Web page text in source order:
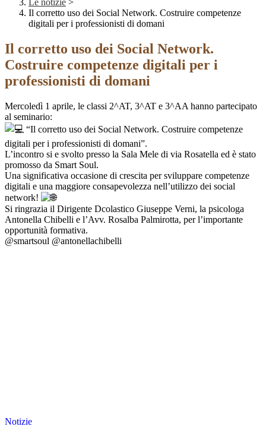
Le notizie >
Il corretto uso dei Social Network. Costruire competenze
digitali per i professionisti di domani
Il corretto uso dei Social Network.
Costruire competenze digitali per i
professionisti di domani
Mercoledì 1 aprile, le classi 2^AT, 3^AT e 3^AA hanno partecipato
al seminario:
“Il corretto uso dei Social Network. Costruire competenze
digitali per i professionisti di domani”.
L’incontro si e svolto presso la Sala Mele di via Rosatella ed è stato
promosso da Smart Soul.
Una significativa occasione di crescita per sviluppare competenze
digitali e una maggiore consapevolezza nell’utilizzo dei social
network!
Si ringrazia il Dirigente Dcolastico Giuseppe Verni, la psicologa
Antonella Chibelli e l’Avv. Rosalba Palmirotta, per l’importante
opportunità formativa.
@smartsoul @antonellachibelli
Notizie